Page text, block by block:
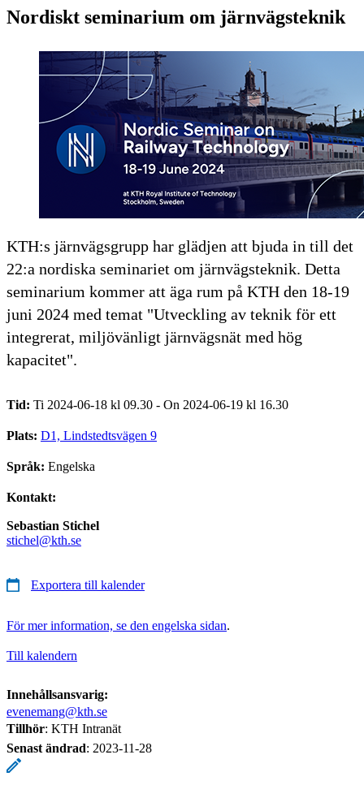
Nordiskt seminarium om järnvägsteknik
KTH:s järnvägsgrupp har glädjen att bjuda in till det
22:a nordiska seminariet om järnvägsteknik. Detta
seminarium kommer att äga rum på KTH den 18-19
juni 2024 med temat "Utveckling av teknik för ett
integrerat, miljövänligt järnvägsnät med hög
kapacitet".
Tid: Ti 2024-06-18 kl 09.30 - On 2024-06-19 kl 16.30
Plats: D1, Lindstedtsvägen 9
Språk: Engelska
Kontakt:
Sebastian Stichel
stichel@kth.se
Exportera till kalender
För mer information, se den engelska sidan.
Till kalendern
Innehållsansvarig:
evenemang@kth.se
Tillhör: KTH Intranät
Senast ändrad: 2023-11-28